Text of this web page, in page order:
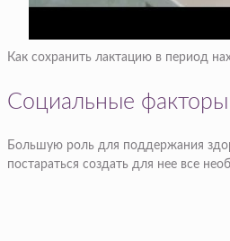
Как сохранить лактацию в период
Социальные факторы
Большую роль для поддержания
постараться создать для нее все